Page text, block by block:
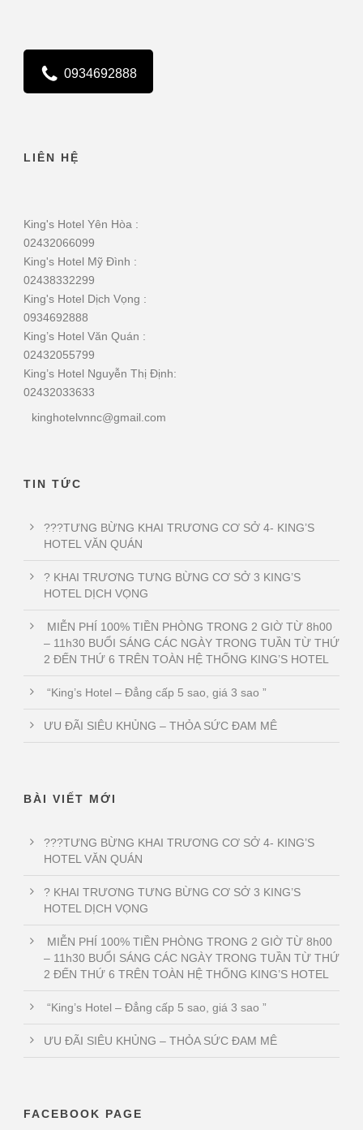
0934692888
LIÊN HỆ
King's Hotel Yên Hòa :
02432066099
King's Hotel Mỹ Đình :
02438332299
King's Hotel Dịch Vọng :
0934692888
King’s Hotel Văn Quán :
02432055799
King’s Hotel Nguyễn Thị Định:
02432033633
kinghotelvnnc@gmail.com
TIN TỨC
???TƯNG BỪNG KHAI TRƯƠNG CƠ SỞ 4- KING’S
HOTEL VĂN QUÁN
? KHAI TRƯƠNG TƯNG BỪNG CƠ SỞ 3 KING’S
HOTEL DỊCH VỌNG
MIỄN PHÍ 100% TIỀN PHÒNG TRONG 2 GIỜ TỪ 8h00
– 11h30 BUỔI SÁNG CÁC NGÀY TRONG TUẦN TỪ THỨ
2 ĐẾN THỨ 6 TRÊN TOÀN HỆ THỐNG KING’S HOTEL
“King’s Hotel – Đẳng cấp 5 sao, giá 3 sao ”
ƯU ĐÃI SIÊU KHỦNG – THỎA SỨC ĐAM MÊ
BÀI VIẾT MỚI
???TƯNG BỪNG KHAI TRƯƠNG CƠ SỞ 4- KING’S
HOTEL VĂN QUÁN
? KHAI TRƯƠNG TƯNG BỪNG CƠ SỞ 3 KING’S
HOTEL DỊCH VỌNG
MIỄN PHÍ 100% TIỀN PHÒNG TRONG 2 GIỜ TỪ 8h00
– 11h30 BUỔI SÁNG CÁC NGÀY TRONG TUẦN TỪ THỨ
2 ĐẾN THỨ 6 TRÊN TOÀN HỆ THỐNG KING’S HOTEL
“King’s Hotel – Đẳng cấp 5 sao, giá 3 sao ”
ƯU ĐÃI SIÊU KHỦNG – THỎA SỨC ĐAM MÊ
FACEBOOK PAGE